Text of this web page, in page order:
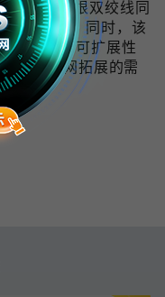
下通过单根双绞线同
达 1 km。同时，该
备良好的可扩展性
业物联网拓展的需